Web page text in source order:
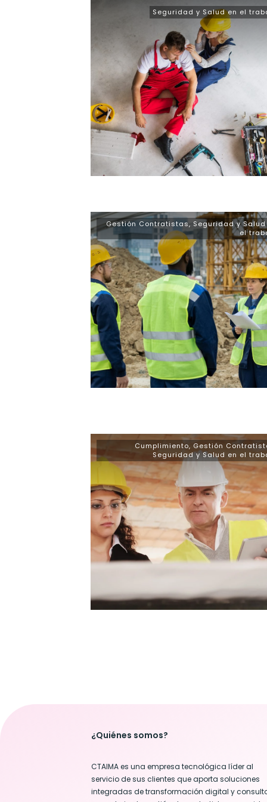
Seguridad y Salud en el
Gestión Contratistas, Seguridad y Salud
el
Cumplimiento, Gestión
Seguridad y Salud en el
¿Quiénes somos?
CTAIMA es una empresa tecnológica líder al
servicio de sus clientes que aporta soluciones
integradas de transformación digital y